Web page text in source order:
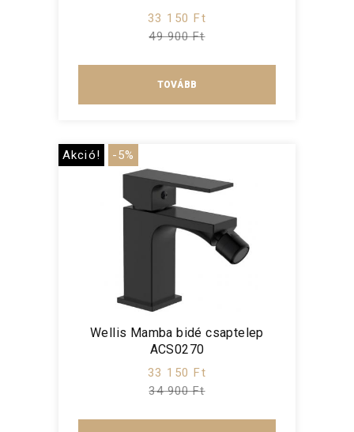
33 150 Ft
49 900 Ft
TOVÁBB
Akció! -5%
Wellis Mamba bidé csaptelep
ACS0270
33 150 Ft
34 900 Ft